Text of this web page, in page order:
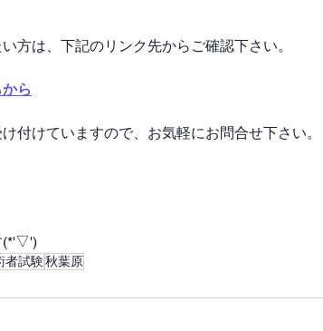
方は、下記のリンク先からご確認下さい。
ら
付けていますので、お気軽にお問合せ下さい
(*'▽')
者試験秋葉原